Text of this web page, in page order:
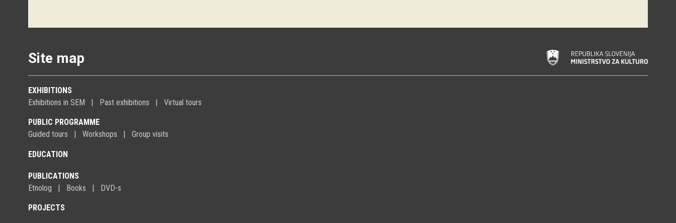
Site map
EXHIBITIONS
Exhibitions in SEM
Past exhibitions Virtual tours
PUBLIC PROGRAMME
Guided tours
Workshops Group visits
EDUCATION
PUBLICATIONS
Etnolog
Books DVD-s
PROJECTS